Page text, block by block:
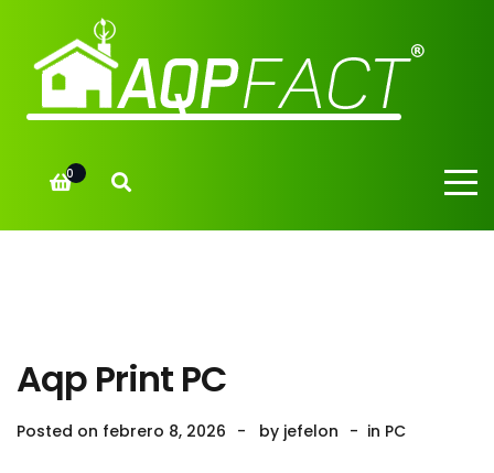
0
Aqp Print PC
Posted on febrero 8, 2026 by jefelon in PC